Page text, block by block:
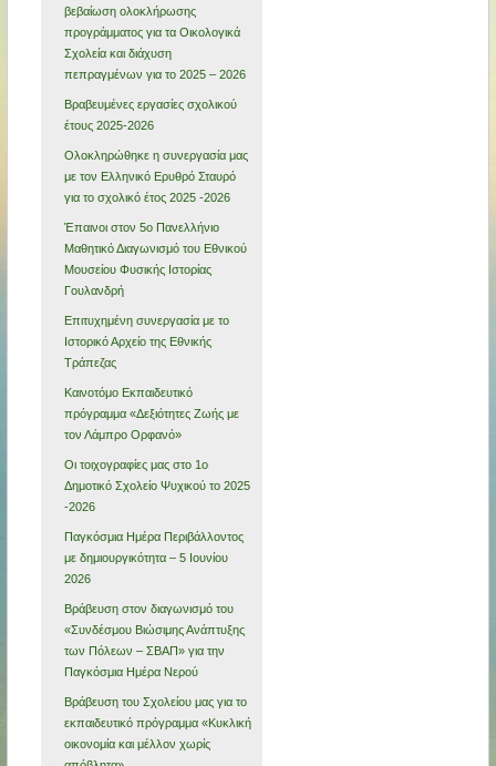
βεβαίωση ολοκλήρωσης
προγράμματος για τα Οικολογικά
Σχολεία και διάχυση
πεπραγμένων για το 2025 – 2026
Βραβευμένες εργασίες σχολικού
έτους 2025-2026
Ολοκληρώθηκε η συνεργασία μας
με τον Ελληνικό Ερυθρό Σταυρό
για το σχολικό έτος 2025 -2026
Έπαινοι στον 5ο Πανελλήνιο
Μαθητικό Διαγωνισμό του Εθνικού
Μουσείου Φυσικής Ιστορίας
Γουλανδρή
Επιτυχημένη συνεργασία με το
Ιστορικό Αρχείο της Εθνικής
Τράπεζας
Καινοτόμο Εκπαιδευτικό
πρόγραμμα «Δεξιότητες Ζωής με
τον Λάμπρο Ορφανό»
Οι τοιχογραφίες μας στο 1ο
Δημοτικό Σχολείο Ψυχικού το 2025
-2026
Παγκόσμια Ημέρα Περιβάλλοντος
με δημιουργικότητα – 5 Ιουνίου
2026
Βράβευση στον διαγωνισμό του
«Συνδέσμου Βιώσιμης Ανάπτυξης
των Πόλεων – ΣΒΑΠ» για την
Παγκόσμια Ημέρα Νερού
Βράβευση του Σχολείου μας για το
εκπαιδευτικό πρόγραμμα «Κυκλική
οικονομία και μέλλον χωρίς